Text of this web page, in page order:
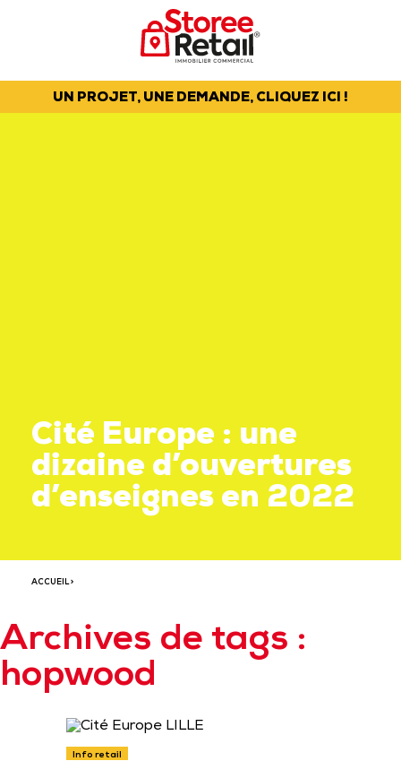
UN PROJET, UNE DEMANDE, CLIQUEZ ICI !
Cité Europe : une
dizaine d’ouvertures
d’enseignes en 2022
ACCUEIL>
Archives de tags :
hopwood
Info retail